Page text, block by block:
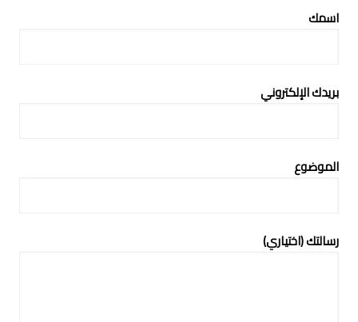
اسمك
بريدك الإلكتروني
الموضوع
رسالتك (اختياري)